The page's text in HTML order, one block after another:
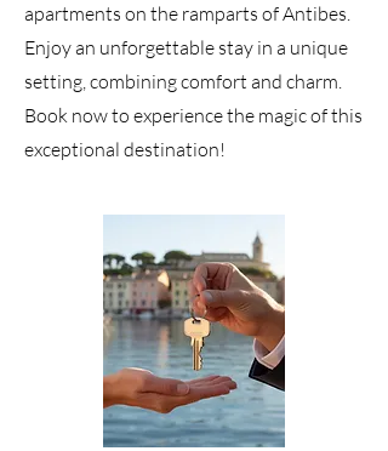
apartments on the ramparts of Antibes.
Enjoy an unforgettable stay in a unique
setting, combining comfort and charm.
Book now to experience the magic of this
exceptional destination!